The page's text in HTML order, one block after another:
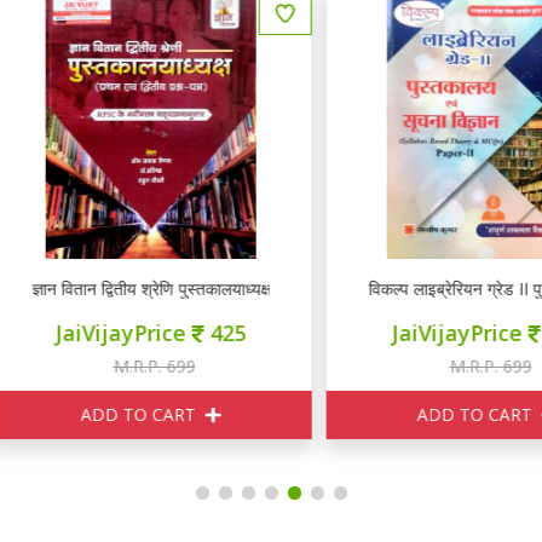
वितान द्वितीय श्रेणि पुस्तकालयाध्यक्ष ( प्रथम एवं द्वितीय प्रश्न पत्र)
JaiVijayPrice 425
M.R.P. 699
ADD TO CART
विकल्प लाइब्रेरियन ग्रेड II
JaiVijayPrice 550
M.R.P. 699
ADD TO CART